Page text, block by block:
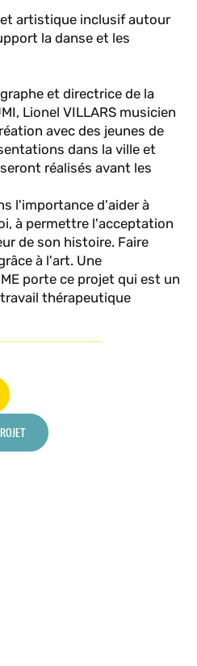
artistique inclusif autour
la danse et les
et directrice de la
Lionel VILLARS musicien
avec des jeunes de
dans la ville et
réalisés avant les
l'importance d'aider à
à permettre l'acceptation
de son histoire. Faire
à l'art. Une
porte ce projet qui est un
thérapeutique